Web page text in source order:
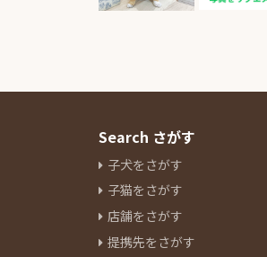
Search さがす
子犬をさがす
子猫をさがす
店舗をさがす
提携先をさがす